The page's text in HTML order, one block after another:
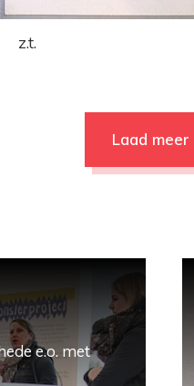
z.t.
Laad meer
e.o. met